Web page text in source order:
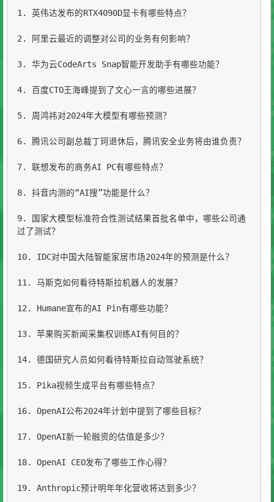
1. 英伟达发布的RTX4090D显卡有哪些特点？
2. 阿里云最近的调整对公司的业务有何影响？
3. 华为云CodeArts Snap智能开发助手有哪些功能？
4. 百度CTO王海峰提到了文心一言的哪些进展？
5. 周鸿祎对2024年大模型有哪些预测？
6. 腾讯公司副总裁丁珂退休后，腾讯安全业务将由谁负责？
7. 联想发布的商务AI PC有哪些特点？
8. 抖音内测的“AI搜”功能是什么？
9. 国家大模型标准符合性测试结果首批名单中，哪些公司通
过了测试？
10. IDC对中国大陆智能家居市场2024年的预测是什么？
11. 马斯克如何看待特斯拉机器人的发展？
12. Humane宣布的AI Pin有哪些功能？
13. 苹果购买新闻采集权训练AI有何目的？
14. 德国研究人员如何看待特斯拉自动驾驶系统？
15. Pika视频生成平台有哪些特点？
16. OpenAI公布2024年计划中提到了哪些目标？
17. OpenAI新一轮融资的估值是多少？
18. OpenAI CEO发布了哪些工作心得？
19. Anthropic预计明年年化营收将达到多少？